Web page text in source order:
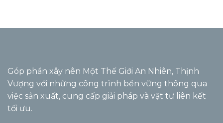
Góp phần xây nên Một Thế Giới An Nhiên, Thịnh
Vượng với những công trình bền vững thông qua
việc sản xuất, cung cấp giải pháp và vật tư liên kết
tối ưu.